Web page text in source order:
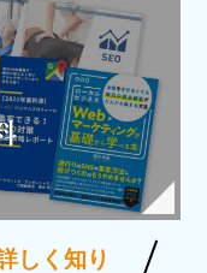
しく知り